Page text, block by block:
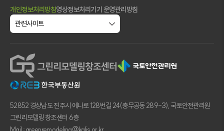
개인정보처리방침영상정보처리기기 운영관리방침
52852 경상남도 진주시 에나로 128번길 24(충무공동 289-3), 국토안전관리원
그린리모델링 창조센터 6층